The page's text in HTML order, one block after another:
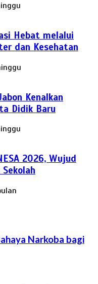
Hebat melalui
dan Kesehatan
Kenalkan
Didik Baru
2026, Wujud
Narkoba bagi